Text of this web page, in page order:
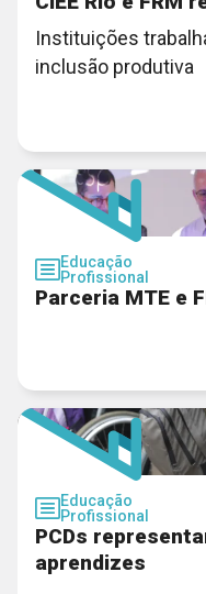
Instituições
inclusão produtiva
Educação
Profissional
Parceria MTE e
Educação
Profissional
PCDs
aprendizes